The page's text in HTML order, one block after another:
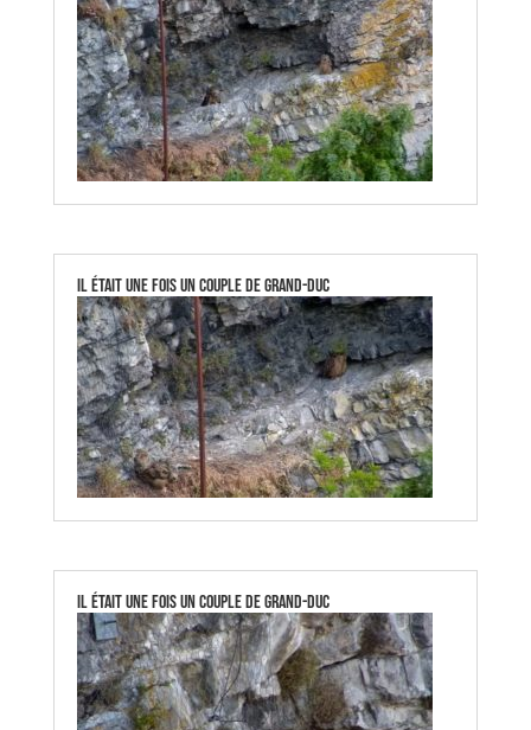
Il était une fois un couple de Grand-Duc
Il était une fois un couple de Grand-Duc